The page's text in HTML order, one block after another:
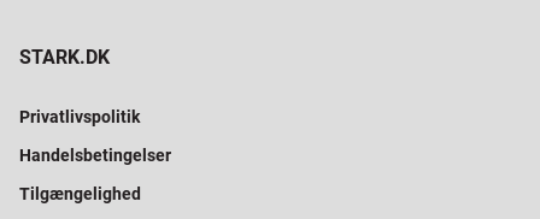
STARK.DK
Privatlivspolitik
Handelsbetingelser
Tilgængelighed